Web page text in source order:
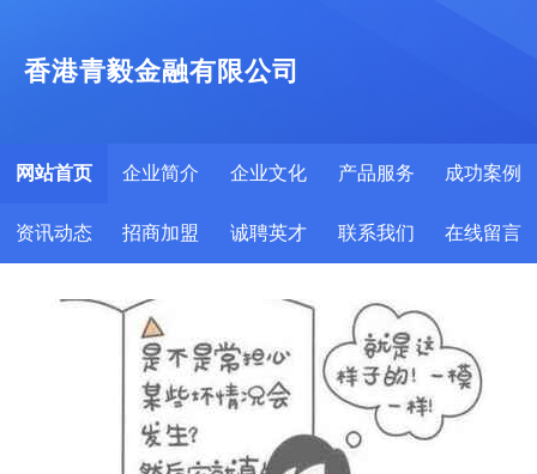
香港青毅金融有限公司
网站首页 企业简介 企业文化 产品服务 成功案例
资讯动态 招商加盟 诚聘英才 联系我们 在线留言